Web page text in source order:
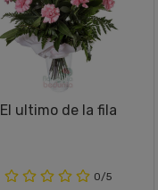
El ultimo de la fila
0/5